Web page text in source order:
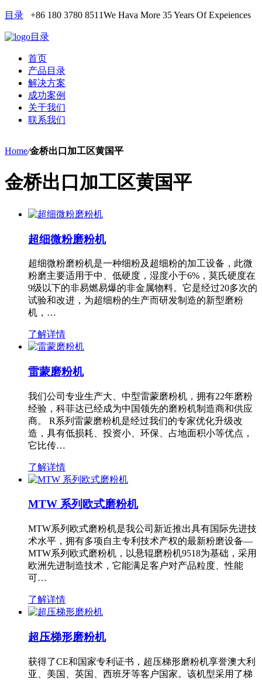
目录 +86 180 3780 8511We Hava More 35 Years Of Expeiences
目录
首页
产品目录
解决方案
成功案例
关于我们
联系我们
Home/金桥出口加工区黄国平
金桥出口加工区黄国平
超细微粉磨粉机
超细微粉磨粉机是一种细粉及超细粉的加工设备，此微
粉磨主要适用于中、低硬度，湿度小于6%，莫氏硬度在
9级以下的非易燃易爆的非金属物料。它是经过20多次的
试验和改进，为超细粉的生产而研发制造的新型磨粉
机，…
了解详情
雷蒙磨粉机
我们公司专业生产大、中型雷蒙磨粉机，拥有22年磨粉
经验，科菲达已经成为中国领先的磨粉机制造商和供应
商。 R系列雷蒙磨粉机是经过我们的专家优化升级改
造，具有低损耗、投资小、环保、占地面积小等优点，
它比传…
了解详情
MTW 系列欧式磨粉机
MTW系列欧式磨粉机是我公司新近推出具有国际先进技
术水平，拥有多项自主专利技术产权的最新粉磨设备—
MTW系列欧式磨粉机，以悬辊磨粉机9518为基础，采用
欧洲先进制造技术，它能满足客户对产品粒度、性能
可…
了解详情
超压梯形磨粉机
获得了CE和国家专利证书，超压梯形磨粉机享誉澳大利
亚、美国、英国、西班牙等客户国家。该机型采用了梯